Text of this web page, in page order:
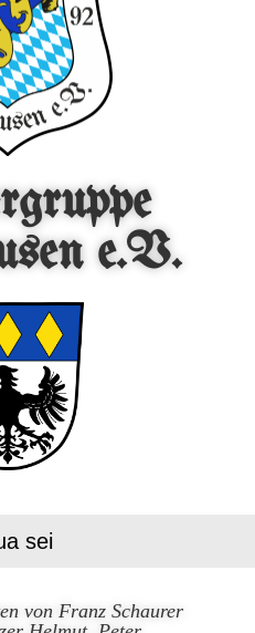
e.V.
sei
von Franz Schaurer